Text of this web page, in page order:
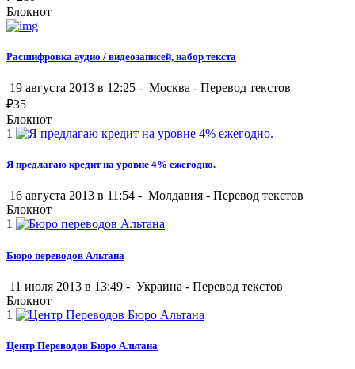
Блокнот
Расшифровка аудио / видеозаписей, набор текста
19 августа 2013 в 12:25 - Москва - Перевод текстов
₽35
Блокнот
1
Я предлагаю кредит на уровне 4% ежегодно.
16 августа 2013 в 11:54 - Молдавия - Перевод текстов
Блокнот
1
Бюро переводов Альтана
11 июля 2013 в 13:49 - Украина - Перевод текстов
Блокнот
1
Центр Переводов Бюро Альтана